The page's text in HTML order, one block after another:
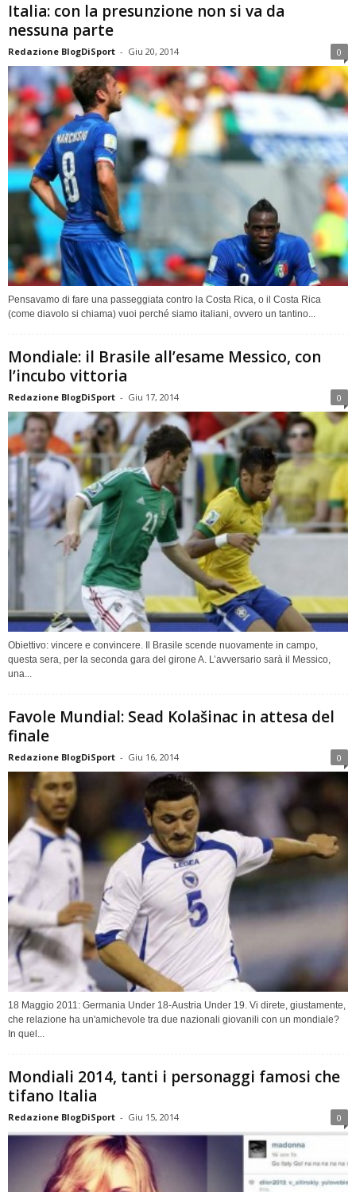
Italia: con la presunzione non si va da
nessuna parte
Redazione BlogDiSport - Giu 20, 2014 0
Pensavamo di fare una passeggiata contro la Costa Rica, o il Costa Rica
(come diavolo si chiama) vuoi perché siamo italiani, ovvero un tantino...
Mondiale: il Brasile all’esame Messico, con
l’incubo vittoria
Redazione BlogDiSport - Giu 17, 2014 0
Obiettivo: vincere e convincere. Il Brasile scende nuovamente in campo,
questa sera, per la seconda gara del girone A. L’avversario sarà il Messico,
una...
Favole Mundial: Sead Kolašinac in attesa del
finale
Redazione BlogDiSport - Giu 16, 2014 0
18 Maggio 2011: Germania Under 18-Austria Under 19. Vi direte, giustamente,
che relazione ha un'amichevole tra due nazionali giovanili con un mondiale?
In quel...
Mondiali 2014, tanti i personaggi famosi che
tifano Italia
Redazione BlogDiSport - Giu 15, 2014 0